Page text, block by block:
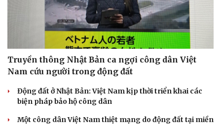
Truyền thông Nhật Bản ca ngợi công dân Việt
Nam cứu người trong động đất
Động đất ở Nhật Bản: Việt Nam kịp thời triển khai các
biện pháp bảo hộ công dân
Một công dân Việt Nam thiệt mạng do động đất tại miền